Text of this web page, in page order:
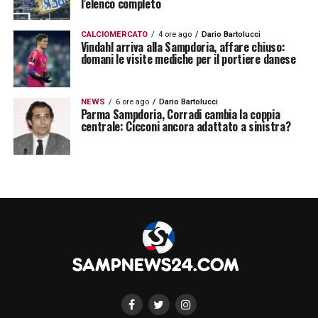
LA PLAYLIST DELLE NOSTRE TOP NEWS
l’elenco completo
CALCIOMERCATO 4 ore ago Dario Bartolucci
Vindahl arriva alla Sampdoria, affare chiuso:
domani le visite mediche per il portiere danese
NEWS 6 ore ago Dario Bartolucci
Parma Sampdoria, Corradi cambia la coppia
centrale: Cicconi ancora adattato a sinistra?